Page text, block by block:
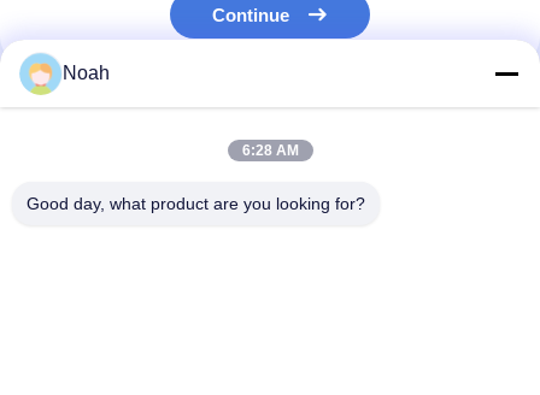
Única máquina de soldadura lateral do ponto
Máquina de soldadura da emenda
Pistola robótica de soldagem por ponto
Continue
Nossas Categorias
Noah
6:28 AM
Good day, what product are you looking for?